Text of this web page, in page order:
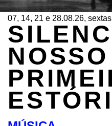
07, 14, 21 e 28.08.26,
NOSSO